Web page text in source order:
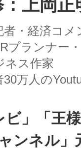
：上岡正
者・経済コメ
プランナー
ネス作家
30万人の
ビ」「王
ンネル